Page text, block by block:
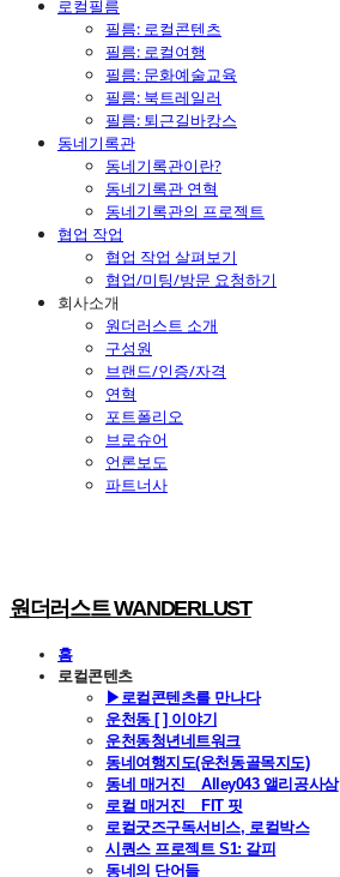
로컬필름
필름: 로컬콘텐츠
필름: 로컬여행
필름: 문화예술교육
필름: 북트레일러
필름: 퇴근길바캉스
동네기록관
동네기록관이란?
동네기록관 연혁
동네기록관의 프로젝트
협업 작업
협업 작업 살펴보기
협업/미팅/방문 요청하기
회사소개
원더러스트 소개
구성원
브랜드/인증/자격
연혁
포트폴리오
브로슈어
언론보도
파트너사
원더러스트 WANDERLUST
홈
로컬콘텐츠
▶로컬콘텐츠를 만나다
운천동 [ ] 이야기
운천동청년네트워크
동네여행지도(운천동골목지도)
동네 매거진 _ Alley043 앨리공사삼
로컬 매거진 _ FIT 핏
로컬굿즈구독서비스, 로컬박스
시퀀스 프로젝트 S1: 갈피
동네의 단어들